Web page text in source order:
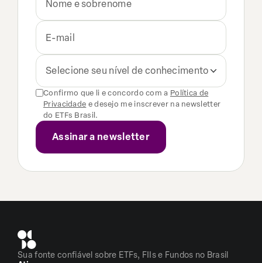
Selecione seu nível de conhecimento
Confirmo que li e concordo com a Política de
Privacidade e desejo me inscrever na newsletter
do ETFs Brasil.
Sua fonte confiável sobre ETFs, FIIs e Fundos no Brasil